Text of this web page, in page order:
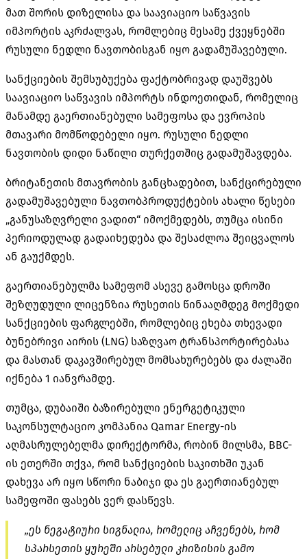
მათ შორის დიზელისა და საავიაციო საწვავის
იმპორტის აკრძალვას, რომლებიც მესამე ქვეყნებში
რუსული ნედლი ნავთობისგან იყო გადამუშავებული.
სანქციების შემსუბუქება ფაქტობრივად დაუშვებს
საავიაციო საწვავის იმპორტს ინდოეთიდან, რომელიც
მანამდე გაერთიანებული სამეფოსა და ევროპის
მთავარი მომწოდებელი იყო. რუსული ნედლი
ნავთობის დიდი ნაწილი თურქეთშიც გადამუშავდება.
ბრიტანეთის მთავრობის განცხადებით, სანქცირებული
გადამუშავებული ნავთობპროდუქტების ახალი წესები
„განუსაზღვრელი ვადით“ იმოქმედებს, თუმცა ისინი
პერიოდულად გადაიხედება და შესაძლოა შეიცვალოს
ან გაუქმდეს.
გაერთიანებულმა სამეფომ ასევე გამოსცა დროში
შეზღუდული ლიცენზია რუსეთის წინააღმდეგ მოქმედი
სანქციების ფარგლებში, რომლებიც ეხება თხევადი
ბუნებრივი აირის (LNG) საზღვაო ტრანსპორტირებასა
და მასთან დაკავშირებულ მომსახურებებს და ძალაში
იქნება 1 იანვრამდე.
თუმცა, დუბაიში ბაზირებული ენერგეტიკული
საკონსულტაციო კომპანია Qamar Energy-ის
აღმასრულებელმა დირექტორმა, რობინ მილსმა, BBC-
ის ეთერში თქვა, რომ სანქციების საკითხში უკან
დახევა არ იყო სწორი ნაბიჯი და ეს გაერთიანებულ
სამეფოში ფასებს ვერ დასწევს.
„ეს ნეგატიური სიგნალია, რომელიც აჩვენებს, რომ
სპარსეთის ყურეში არსებული კრიზისის გამო